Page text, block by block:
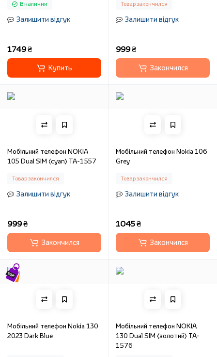
В наличии
Залишити відгук
1749 ₴
Купить
Товар закончился
Залишити відгук
999 ₴
Закончился
Мобільний телефон NOKIA
105 Dual SIM (cyan) TA-1557
Товар закончился
Залишити відгук
999 ₴
Закончился
Мобільний телефон Nokia 106
Grey
Товар закончился
Залишити відгук
1045 ₴
Закончился
Мобільний телефон Nokia 130
2023 Dark Blue
Мобільний телефон NOKIA
130 Dual SIM (золотий) TA-
1576